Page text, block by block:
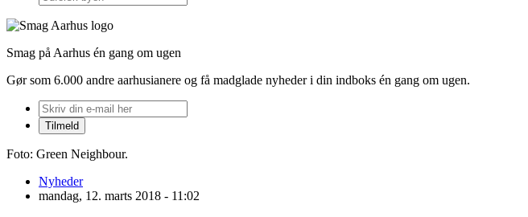
Smag på Aarhus én gang om ugen
Gør som 6.000 andre aarhusianere og få madglade nyheder i din indboks én gang om ugen.
Foto: Green Neighbour.
Nyheder
mandag, 12. marts 2018 - 11:02